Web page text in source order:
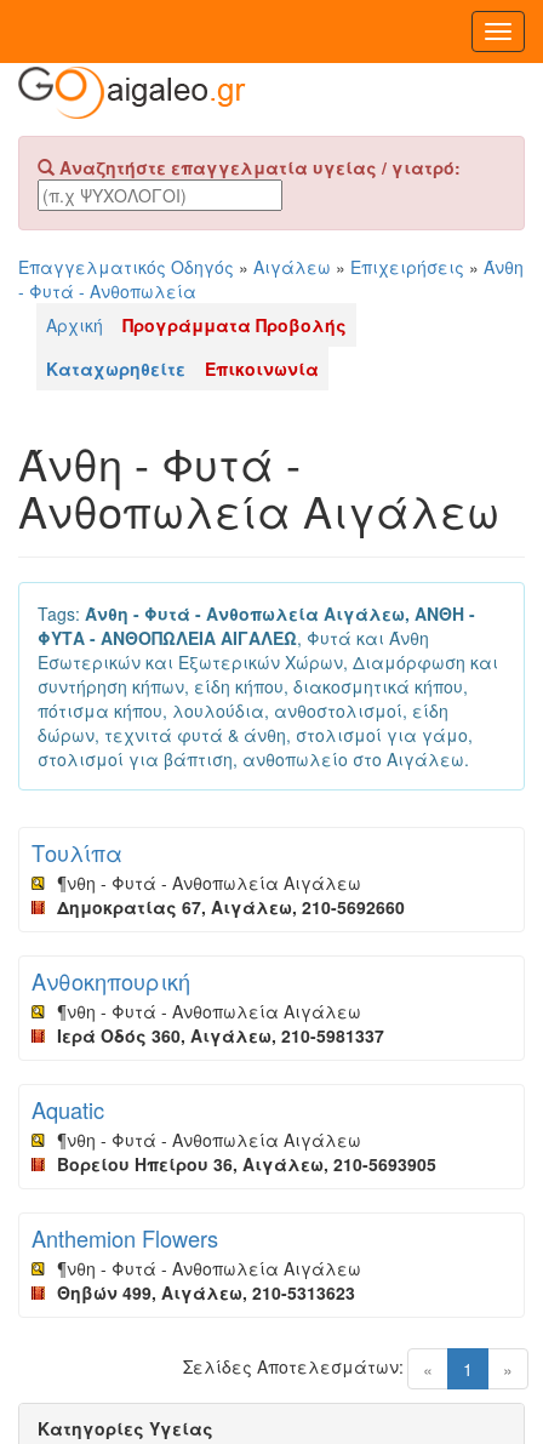
Αναζητήστε επαγγελματία υγείας / γιατρό:
Επαγγελματικός Οδηγός » Αιγάλεω » Επιχειρήσεις » Άνθη
- Φυτά - Ανθοπωλεία
Αρχική
Προγράμματα Προβολής
Καταχωρηθείτε
Επικοινωνία
Άνθη - Φυτά -
Ανθοπωλεία Αιγάλεω
Tags: Άνθη - Φυτά - Ανθοπωλεία Αιγάλεω, ΑΝΘΗ -
ΦΥΤΑ - ΑΝΘΟΠΩΛΕΙΑ ΑΙΓΑΛΕΩ, Φυτά και Άνθη
Εσωτερικών και Εξωτερικών Χώρων, Διαμόρφωση και
συντήρηση κήπων, είδη κήπου, διακοσμητικά κήπου,
πότισμα κήπου, λουλούδια, ανθοστολισμοί, είδη
δώρων, τεχνιτά φυτά & άνθη, στολισμοί για γάμο,
στολισμοί για βάπτιση, ανθοπωλείο στο Αιγάλεω.
Τουλίπα
¶νθη - Φυτά - Ανθοπωλεία Αιγάλεω
Δημοκρατίας 67, Αιγάλεω, 210-5692660
Ανθοκηπουρική
¶νθη - Φυτά - Ανθοπωλεία Αιγάλεω
Ιερά Οδός 360, Αιγάλεω, 210-5981337
Aquatic
¶νθη - Φυτά - Ανθοπωλεία Αιγάλεω
Βορείου Ηπείρου 36, Αιγάλεω, 210-5693905
Anthemion Flowers
¶νθη - Φυτά - Ανθοπωλεία Αιγάλεω
Θηβών 499, Αιγάλεω, 210-5313623
« 1 (current)
»
Σελίδες Αποτελεσμάτων:
Κατηγορίες Υγείας